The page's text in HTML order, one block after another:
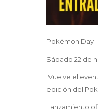
Pokémon Day
Sábado 22 de
¡Vuelve el
edición del
Lanzamiento